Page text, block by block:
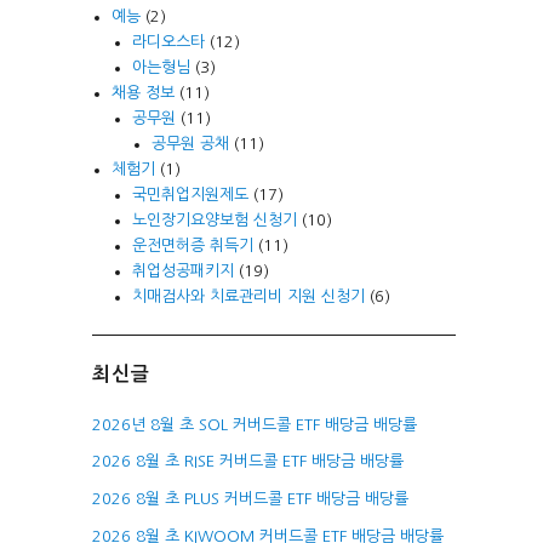
예능 (2)
라디오스타(12)
아는형님 (3)
채용 정보 (11)
공무원
(11)
공무원 공채 (11)
체험기
(1)
국민취업지원제도(17)
노인장기요양보험 신청기
(10)
운전면허증 취득기
(11)
취업성공패키지
(19)
치매검사와 치료관리비 지원 신청기
(6)
최신글
2026년 8월 초 SOL 커버드콜 ETF 배당금 배당률
2026 8월 초 RISE 커버드콜 ETF 배당금 배당률
2026 8월 초 PLUS 커버드콜 ETF 배당금 배당률
2026 8월 초 KIWOOM 커버드콜 ETF 배당금 배당률